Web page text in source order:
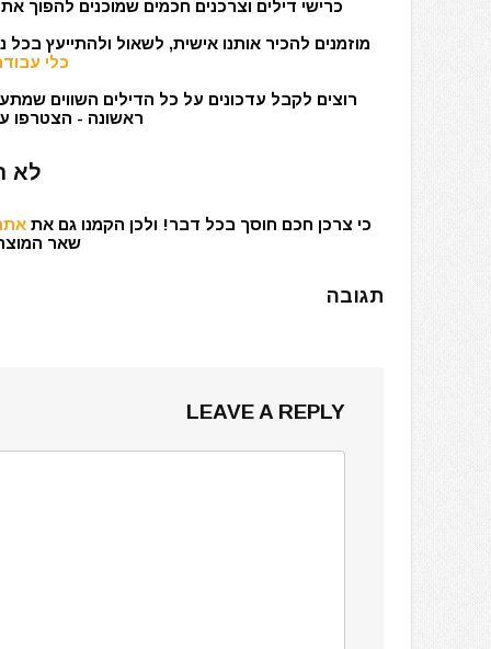
כרישי דילים וצרכנים חכמים שמוכנים להפוך
מוזמנים להכיר אותנו אישית, לשאול ולהתייעץ
כלי
רוצים לקבל עדכונים על כל הדילים השווים
ראשונה - הצטרפו
לא
כי צרכן חכם חוסך בכל דבר! ולכן הקמנו גם את
שאר
תגובה
LEAVE A REPLY